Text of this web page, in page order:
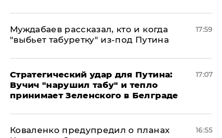
Муждабаев рассказал, кто и когда
"выбьет табуретку" из-под Путина
17:59
Стратегический удар для Путина:
Вучич "нарушил табу" и тепло
принимает Зеленского в Белграде
17:07
Коваленко предупредил о планах
16:55